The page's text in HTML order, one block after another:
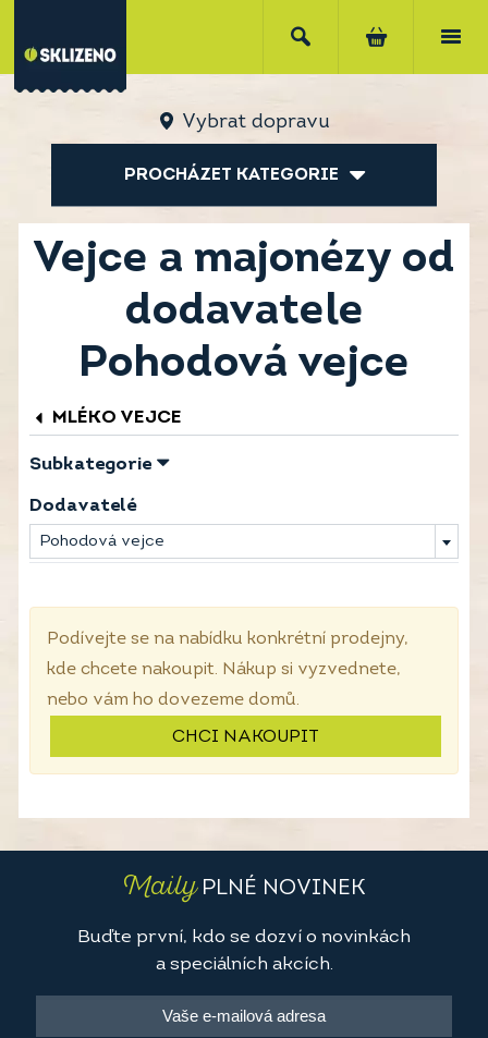
Vybrat dopravu
PROCHÁZET KATEGORIE
Vejce a majonézy od
dodavatele
Pohodová vejce
MLÉKO VEJCE
Subkategorie
Dodavatelé
Pohodová vejce
Podívejte se na nabídku konkrétní prodejny,
kde chcete nakoupit. Nákup si vyzvednete,
nebo vám ho dovezeme domů.
CHCI NAKOUPIT
MailyPLNÉ NOVINEK
Buďte první, kdo se dozví o novinkách
a speciálních akcích.